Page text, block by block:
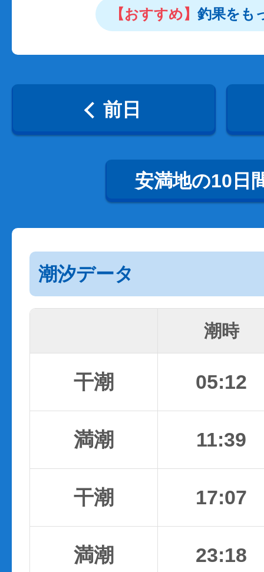
【おすすめ】 釣果をも
前日
安満地の10日
潮汐データ
潮時
干潮 05:12
満潮 11:39
干潮 17:07
満潮 23:18